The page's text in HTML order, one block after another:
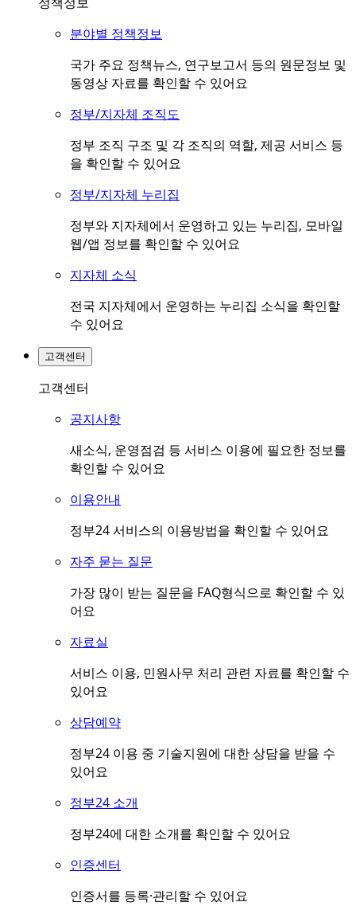
분야별 정책정보
국가 주요 정책뉴스, 연구보고서 등의 원문정보 및
동영상 자료를 확인할 수 있어요
정부/지자체 조직도
정부 조직 구조 및 각 조직의 역할, 제공 서비스 등
을 확인할 수 있어요
정부/지자체 누리집
정부와 지자체에서 운영하고 있는 누리집, 모바일
웹/앱 정보를 확인할 수 있어요
지자체 소식
전국 지자체에서 운영하는 누리집 소식을 확인할
수 있어요
고객센터
고객센터
공지사항
새소식, 운영점검 등 서비스 이용에 필요한 정보를
확인할 수 있어요
이용안내
정부24 서비스의 이용방법을 확인할 수 있어요
자주 묻는 질문
가장 많이 받는 질문을 FAQ형식으로 확인할 수 있
어요
자료실
서비스 이용, 민원사무 처리 관련 자료를 확인할 수
있어요
상담예약
정부24 이용 중 기술지원에 대한 상담을 받을 수
있어요
정부24 소개
정부24에 대한 소개를 확인할 수 있어요
인증센터
인증서를 등록·관리할 수 있어요